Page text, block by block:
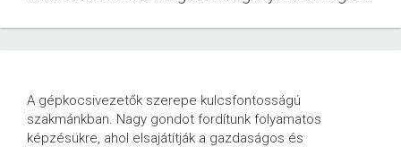
QUALITRANS – CARGO
25 ÉVE A NEMZETKÖZI KÖZÚTI
A gépkocsivezetők szerepe kulcsfontosságú
szakmánkban. Nagy gondot fordítunk folyamatos
képzésükre, ahol elsajátítják a gazdaságos és